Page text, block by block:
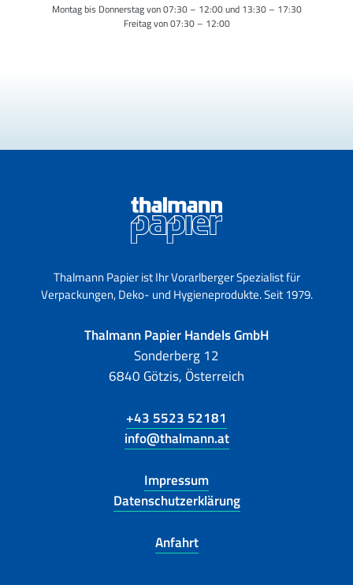
Montag bis Donnerstag von 07:30 – 12:00 und 13:30 – 17:30
Freitag von 07:30 – 12:00
Thalmann Papier ist Ihr Vorarlberger Spezialist für
Verpackungen, Deko- und Hygieneprodukte. Seit 1979.
Thalmann Papier Handels GmbH
Sonderberg 12
6840 Götzis, Österreich
+43 5523 52181
info@thalmann.at
Impressum
Datenschutzerklärung
Anfahrt